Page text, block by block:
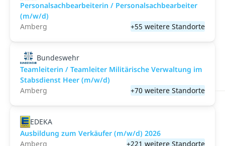
Personalsachbearbeiterin / Personalsachbearbeiter
(m/w/d)
Amberg
+55 weitere Standorte
Bundeswehr
Teamleiterin / Teamleiter Militärische Verwaltung im
Stabsdienst Heer (m/w/d)
Amberg
+70 weitere Standorte
EDEKA
Ausbildung zum Verkäufer (m/w/d) 2026
Amberg
+221 weitere Standorte